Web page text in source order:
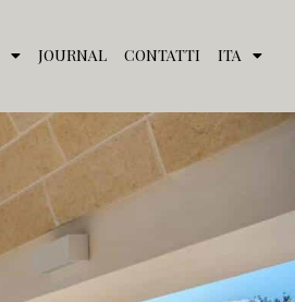
JOURNAL CONTATTI ITA